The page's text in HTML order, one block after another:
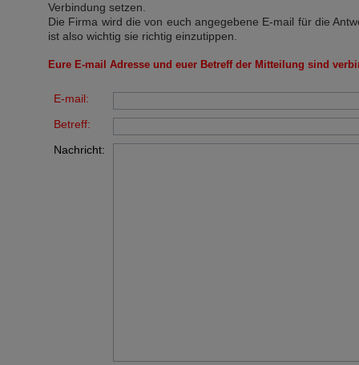
Verbindung setzen.
Die Firma wird die von euch angegebene E-mail für die
ist also wichtig sie richtig einzutippen.
Eure E-mail Adresse und euer Betreff der Mitteilung sind
E-mail:
Betreff:
Nachricht: